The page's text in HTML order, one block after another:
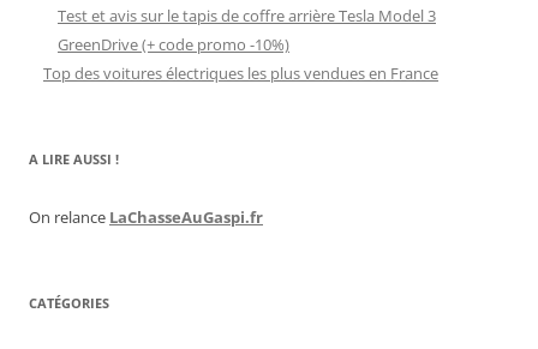
Test et avis sur le tapis de coffre arrière Tesla Model 3
GreenDrive (+ code promo -10%)
Top des voitures électriques les plus vendues en France
A LIRE AUSSI !
On relance LaChasseAuGaspi.fr
CATÉGORIES